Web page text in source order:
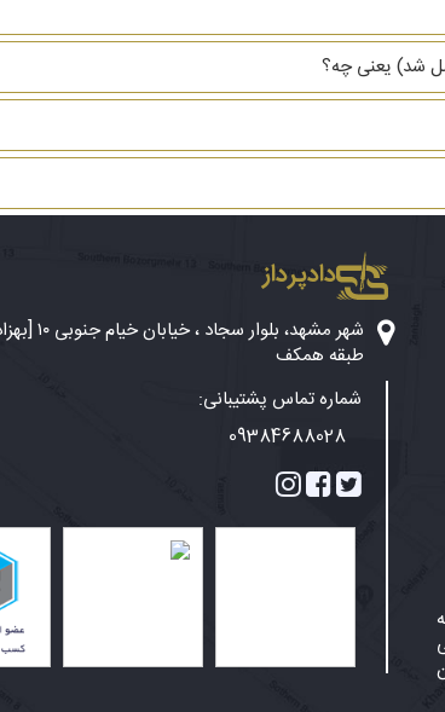
شد) یعنی چه؟
دادپرداز
طبقه همکف
شماره تماس پشتیبانی:
09384688028